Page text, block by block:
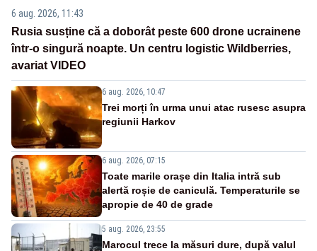
6 aug. 2026, 11:43
Rusia susține că a doborât peste 600 drone ucrainene
într-o singură noapte. Un centru logistic Wildberries,
avariat VIDEO
6 aug. 2026, 10:47
Trei morți în urma unui atac rusesc asupra
regiunii Harkov
6 aug. 2026, 07:15
Toate marile orașe din Italia intră sub
alertă roșie de caniculă. Temperaturile se
apropie de 40 de grade
5 aug. 2026, 23:55
Marocul trece la măsuri dure, după valul